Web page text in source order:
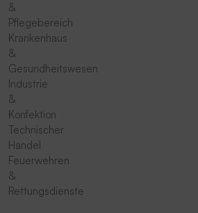
&
Pflegebereich
Krankenhaus
&
Gesundheitswesen
Industrie
&
Konfektion
Technischer
Handel
Feuerwehren
&
Rettungsdienste